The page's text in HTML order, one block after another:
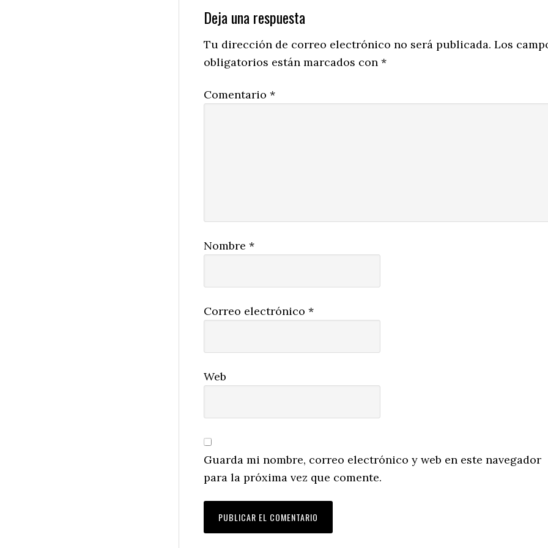
Reader
Interactions
Deja una respuesta
Tu dirección de correo electrónico no será publicada. Los
obligatorios están marcados con *
Comentario *
Nombre *
Correo electrónico *
Web
Guarda mi nombre, correo electrónico y web en este navegador
para la próxima vez que comente.